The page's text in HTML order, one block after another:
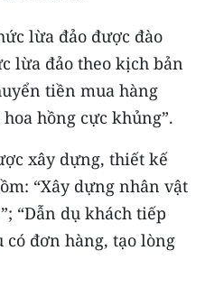
và Tây
Minh
lừa đảo được đào
lừa đảo theo kịch bản
tiền mua hàng
hồng cực khủng”.
xây dựng, thiết kế
“Xây dựng nhân vật
“Dẫn dụ khách tiếp
có đơn hàng, tạo lòng